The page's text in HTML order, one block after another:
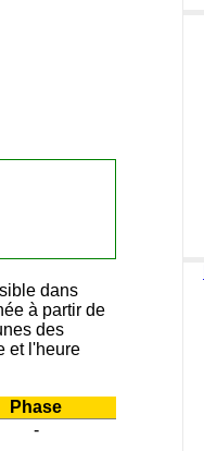
dans
à partir de
des
et l'heure
Phase
-